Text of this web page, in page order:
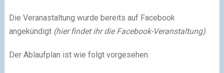
Die Veranastaltung wurde bereits auf Facebook
angekündigt (hier findet ihr die Facebook-Veranstaltung).
Der Ablaufplan ist wie folgt vorgesehen.